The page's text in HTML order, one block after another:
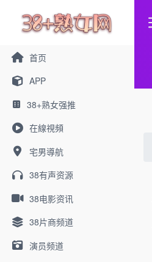
首页
APP
38+熟女强推
在線視頻
宅男導航
38有声资源
38电影资讯
38片商频道
演员频道